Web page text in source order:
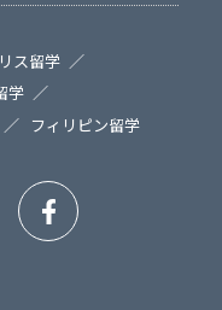
ス留学
学
フィリピン留学